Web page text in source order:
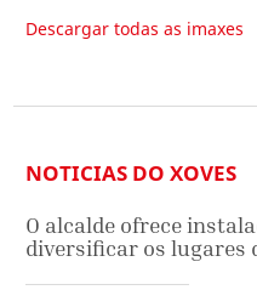
Descargar todas as imaxes
NOTICIAS DO XOVES
O alcalde ofrece
diversificar os lugares